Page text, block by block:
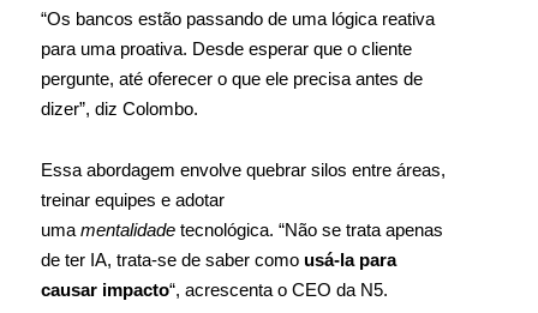
“Os bancos estão passando de uma lógica reativa
para uma proativa. Desde esperar que o cliente
pergunte, até oferecer o que ele precisa antes de
dizer”, diz Colombo.
Essa abordagem envolve quebrar silos entre áreas,
treinar equipes e adotar
uma mentalidade tecnológica. “Não se trata apenas
de ter IA, trata-se de saber como usá-la para
causar impacto“, acrescenta o CEO da N5.